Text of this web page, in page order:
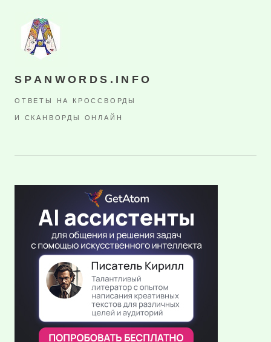
SPANWORDS.INFO
ОТВЕТЫ НА КРОССВОРДЫ
И СКАНВОРДЫ ОНЛАЙН